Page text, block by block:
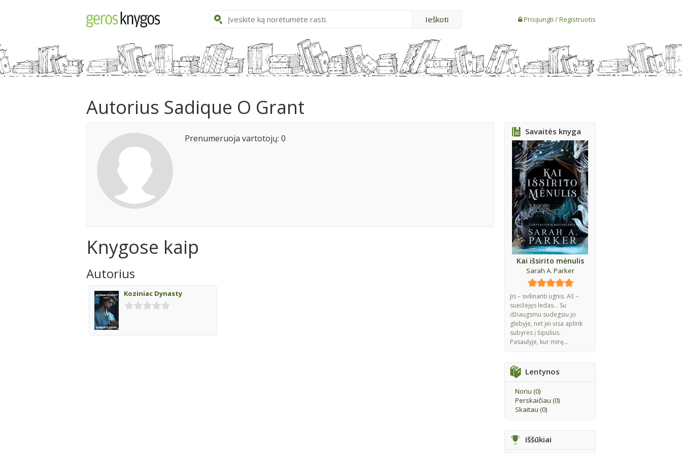
Prisijungti /Registruotis
Savaitės knyga
Kai išsirito mėnulis
Sarah A. Parker
Jis – svilinanti ugnis. Aš –
sueižėjęs ledas... Su
džiaugsmu sudegsiu jo
glėbyje, net jei visa aplink
subyrės į šipulius.
Pasaulyje, kur mirę...
Lentynos
Noriu (0)
Perskaičiau (0)
Skaitau (0)
Iššūkiai
Autorius Sadique O Grant
Prenumeruoja vartotojų: 0
Knygose kaip
Autorius
Koziniac Dynasty